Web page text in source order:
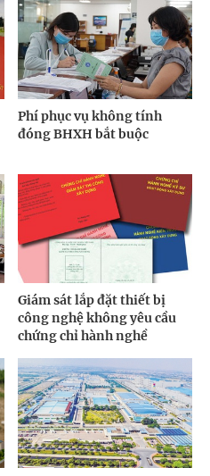
Phí phục vụ không tính
đóng BHXH bắt buộc
Giám sát lắp đặt thiết bị
công nghệ không yêu cầu
chứng chỉ hành nghề